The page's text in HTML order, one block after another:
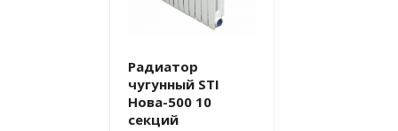
Радиатор
чугунный STI
Нова-500 10
секций